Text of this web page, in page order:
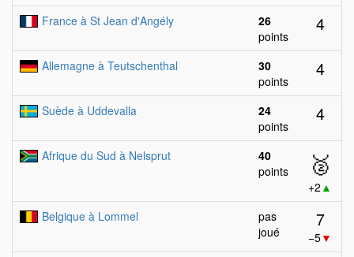
France à St Jean d'Angély
26
points
4
Allemagne à Teutschenthal
30
points
4
Suède à Uddevalla
24
points
4
Afrique du Sud à Nelsprut
40
points
🥈
+2 ▲
Belgique à Lommel
pas
joué
7
−5▼